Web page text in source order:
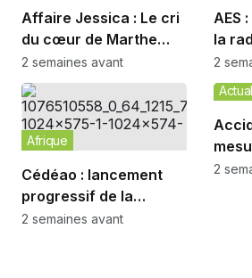
Affaire Jessica : Le cri
du cœur de Marthe
Cécile Micca contre la
marchandisation de la
femme
2 semaines avant
AES
la
unies
2
Cédéao : lancement
progressif de la
monnaie ECO en 2027
Afrique
2 semaines avant
2